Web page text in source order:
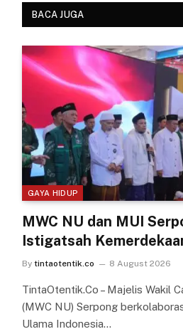
BACA JUGA
GAYA HIDUP
MWC NU dan MUI
Istigatsah
By tintaotentik.co 8 August 2026
TintaOtentik.Co – Majelis Wakil
(MWC NU) Serpong
Ulama Indonesia…